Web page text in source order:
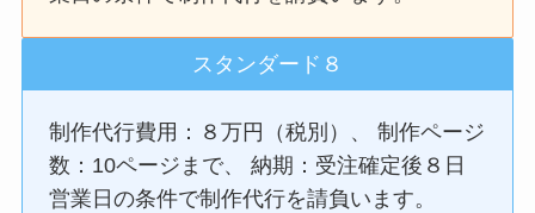
スタンダード８
制作代行費用：８万円（税別）、 制作ページ
数：10ページまで、 納期：受注確定後８日
営業日の条件で制作代行を請負います。